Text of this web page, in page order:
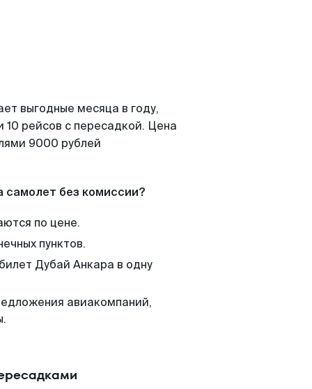
выгодные месяца в году,
рейсов с пересадкой. Цена
9000 рублей
самолет без комиссии?
по цене.
пунктов.
Дубай Анкара в одну
авиакомпаний,